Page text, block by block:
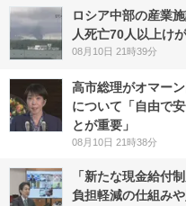
ロシア中部の産業
人死亡70人以上け
08月10日 21時39分
高市総理がオマー
について「自由で
とが重要」
08月10日 21時38分
「新たな現金給付
負担軽減の仕組み